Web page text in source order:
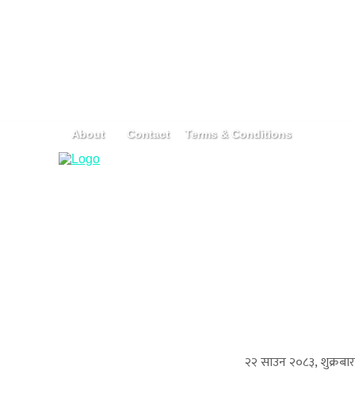
About Contact Terms & Conditions
२२ साउन २०८३, शुक्रबार